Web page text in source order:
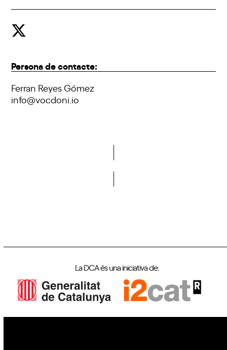
Persona de contacte:
Ferran Reyes Gómez
info@vocdoni.io
La DCA és una iniciativa de: